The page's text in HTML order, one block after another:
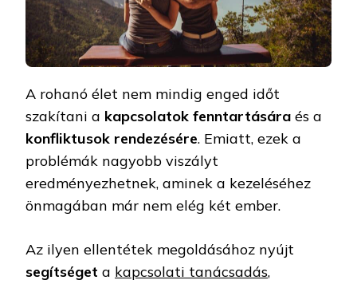
A rohanó élet nem mindig enged időt
szakítani a kapcsolatok fenntartására és a
konfliktusok rendezésére. Emiatt, ezek a
problémák nagyobb viszályt
eredményezhetnek, aminek a kezeléséhez
önmagában már nem elég két ember.
Az ilyen ellentétek megoldásához nyújt
segítséget a kapcsolati tanácsadás,